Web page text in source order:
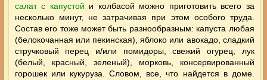
салат с капустой и колбасой можно приготовить всего за
несколько минут, не затрачивая при этом особого труда.
Состав его тоже может быть разнообразным: капуста любая
(белокочанная или пекинская), яблоко или авокадо, сладкий
стручковый перец и/или помидоры, свежий огурец, лук
(белый, красный, зеленый), морковь, консервированный
горошек или кукуруза. Словом, все, что найдется в доме.